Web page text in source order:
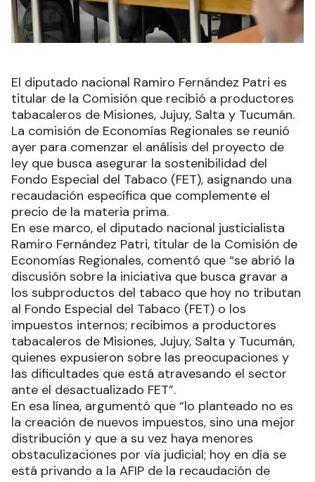
El diputado nacional Ramiro Fernández Patri es
titular de la Comisión que recibió a productores
tabacaleros de Misiones, Jujuy, Salta y Tucumán.
La comisión de Economías Regionales se reunió
ayer para comenzar el análisis del proyecto de
ley que busca asegurar la sostenibilidad del
Fondo Especial del Tabaco (FET), asignando una
recaudación específica que complemente el
precio de la materia prima.
En ese marco, el diputado nacional justicialista
Ramiro Fernández Patri, titular de la Comisión de
Economías Regionales, comentó que “se abrió la
discusión sobre la iniciativa que busca gravar a
los subproductos del tabaco que hoy no tributan
al Fondo Especial del Tabaco (FET) o los
impuestos internos; recibimos a productores
tabacaleros de Misiones, Jujuy, Salta y Tucumán,
quienes expusieron sobre las preocupaciones y
las dificultades que está atravesando el sector
ante el desactualizado FET”.
En esa línea, argumentó que “lo planteado no es
la creación de nuevos impuestos, sino una mejor
distribución y que a su vez haya menores
obstaculizaciones por vía judicial; hoy en día se
está privando a la AFIP de la recaudación de